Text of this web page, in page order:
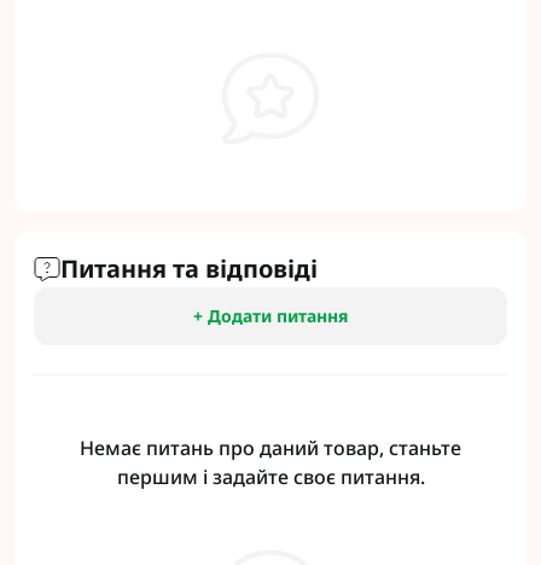
Питання та відповіді
+ Додати питання
Немає питань про даний товар, станьте
першим і задайте своє питання.